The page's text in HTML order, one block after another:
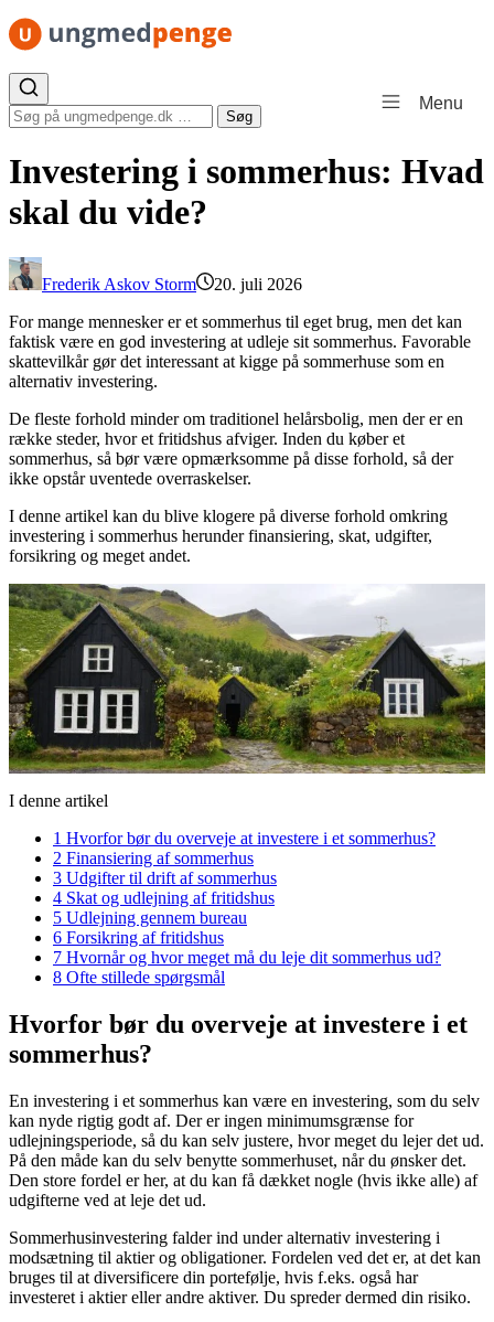
Spring til indhold
Menu
Søg efter: Søg
Investering i sommerhus: Hvad
skal du vide?
Frederik Askov Storm
20. juli 2026
For mange mennesker er et sommerhus til eget brug, men det kan
faktisk være en god investering at udleje sit sommerhus. Favorable
skattevilkår gør det interessant at kigge på sommerhuse som en
alternativ investering.
De fleste forhold minder om traditionel helårsbolig, men der er en
række steder, hvor et fritidshus afviger. Inden du køber et
sommerhus, så bør være opmærksomme på disse forhold, så der
ikke opstår uventede overraskelser.
I denne artikel kan du blive klogere på diverse forhold omkring
investering i sommerhus herunder finansiering, skat, udgifter,
forsikring og meget andet.
I denne artikel
1 Hvorfor bør du overveje at investere i et sommerhus?
2 Finansiering af sommerhus
3 Udgifter til drift af sommerhus
4 Skat og udlejning af fritidshus
5 Udlejning gennem bureau
6 Forsikring af fritidshus
7 Hvornår og hvor meget må du leje dit sommerhus ud?
8 Ofte stillede spørgsmål
Hvorfor bør du overveje at investere i et
sommerhus?
En investering i et sommerhus kan være en investering, som du selv
kan nyde rigtig godt af. Der er ingen minimumsgrænse for
udlejningsperiode, så du kan selv justere, hvor meget du lejer det ud.
På den måde kan du selv benytte sommerhuset, når du ønsker det.
Den store fordel er her, at du kan få dækket nogle (hvis ikke alle) af
udgifterne ved at leje det ud.
Sommerhusinvestering falder ind under alternativ investering i
modsætning til aktier og obligationer. Fordelen ved det er, at det kan
bruges til at diversificere din portefølje, hvis f.eks. også har
investeret i aktier eller andre aktiver. Du spreder dermed din risiko.